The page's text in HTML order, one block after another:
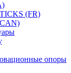
(FR)
опоры